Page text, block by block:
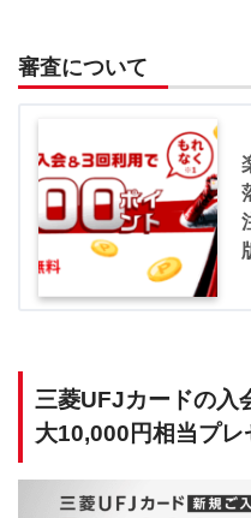
審査について
三菱UFJカードの入
大10,000円相当プレ